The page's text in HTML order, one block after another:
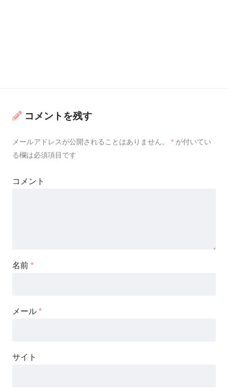
コメントを残す
メールアドレスが公開されることはありません。 * が付いてい
る欄は必須項目です
コメント
名前 *
メール *
サイト